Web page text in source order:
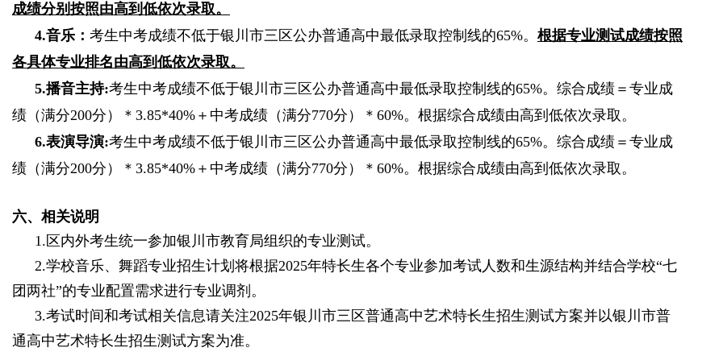
成绩分别按照由高到低依次录取。
4.音乐： 考生中考成绩不低于银川市三区公办普通高中最低录取控制线的65%。 根据专业测试成绩按照
各具体专业排名由高到低依次录取。
5.播音主持:考生中考成绩不低于银川市三区公办普通高中最低录取控制线的65%。综合成绩＝专业成
绩（满分200分）＊ 3.85*40% ＋中考成绩（满分770分）＊ 60%。根据综合成绩由高到低依次录取。
6.表演导演:考生中考成绩不低于银川市三区公办普通高中最低录取控制线的65%。综合成绩＝专业成
绩（满分200分）＊ 3.85*40% ＋中考成绩（满分770分）＊ 60%。根据综合成绩由高到低依次录取。
六、相关说明
1. 区内外考生统一参加银川市教育局组织的专业测试。
2.学校音乐、舞蹈专业招生计划将根据2025年特长生各个专业参加考试人数和生源结构并结合学校“七
团两社”的专业配置需求进行专业调剂。
3.考试时间和考试相关信息请关注2025年银川市三区普通高中艺术特长生招生测试方案并以银川市普
通高中艺术特长生招生测试方案为准。